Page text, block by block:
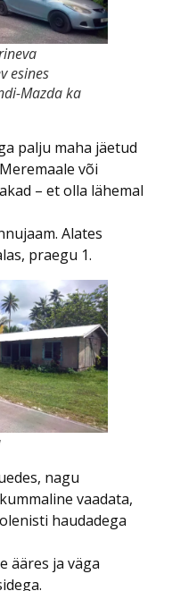
esines
Mazda ka
palju maha jäetud
või
– et olla lähemal
Alates
praegu 1.
nagu
vaadata,
haudadega
ääres ja väga